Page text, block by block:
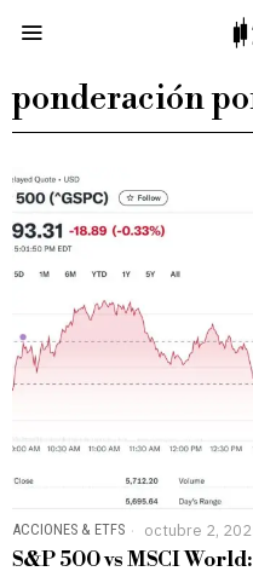
ponderación
ACCIONES & ETFS octubre 2,
S&P 500 vs MSCI